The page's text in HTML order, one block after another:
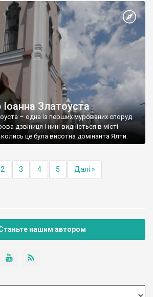
Златоуста
– одна із перших мурованих споруд
дзвіниця і нині видніється в місті
це була висотна домінанта Ялти.
2 3 4 5 Далі »
нашим автором